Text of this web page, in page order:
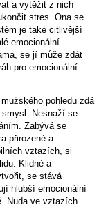
a vytěžit z nich
stres. Ona se
je také citlivější
emocionální
se jí může zdát
pro emocionální
pohledu zdá
smysl. Nesnaží se
Zabývá se
přirozené a
vztazích, si
Klidné a
se stává
hlubší emocionální
Nuda ve vztazích